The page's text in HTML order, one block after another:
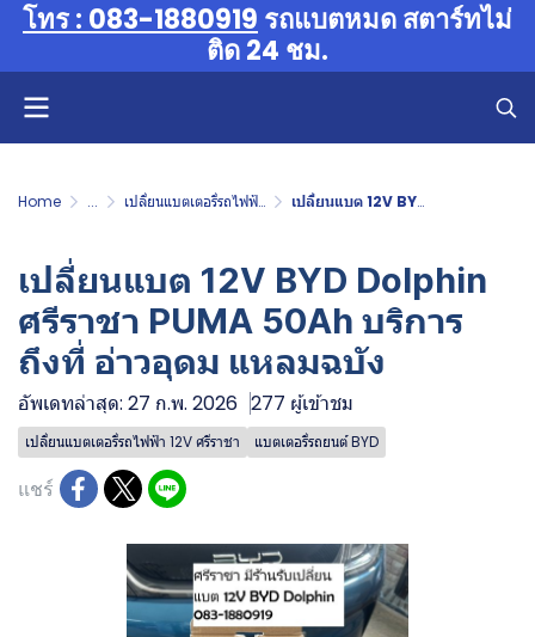
โทร : 083-1880919 รถแบตหมด สตาร์ทไม่
ติด 24 ชม.
Home ... เปลี่ยนแบตเตอรี่รถไฟฟ้า 12V ศรีราชา เปลี่ยนแบต 12V BYD Dolphin ศรีราชา PUMA 50Ah บริการถึงที่ อ่าวอุดม แหลมฉบัง
เปลี่ยนแบต 12V BYD Dolphin
ศรีราชา PUMA 50Ah บริการ
ถึงที่ อ่าวอุดม แหลมฉบัง
อัพเดทล่าสุด: 27 ก.พ. 2026 277 ผู้เข้าชม
เปลี่ยนแบตเตอรี่รถไฟฟ้า 12V ศรีราชา แบตเตอรี่รถยนต์ BYD
แชร์